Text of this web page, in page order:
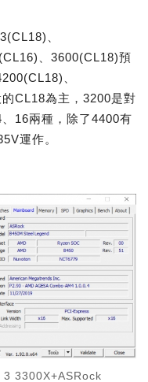
、
、3600(CL18)預
、
CL18為主，3200是對
16兩種，除了4400有
運作。
3 3300X+ASRock